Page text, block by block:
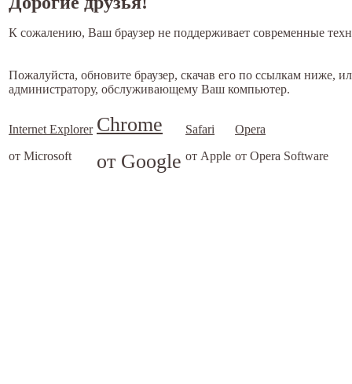
К сожалению, Ваш браузер не поддерживает современные
Пожалуйста, обновите браузер, скачав его по ссылкам ниже,
администратору, обслуживающему Ваш компьютер.
Internet Explorer
от Microsoft
Chrome
от Google
Safari
от Apple
Opera
от Opera Software